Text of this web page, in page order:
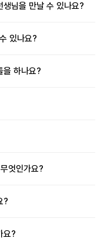
생님을 만날 수 있나요?
있나요?
을 하나요?
엇인가요?
?
요?